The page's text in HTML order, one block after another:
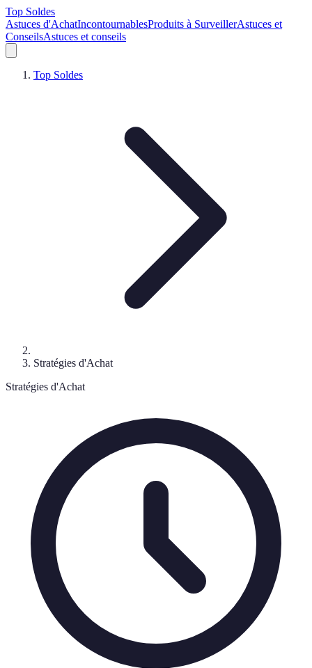
Top Soldes
Astuces d'AchatIncontournablesProduits à SurveillerAstuces et
ConseilsAstuces et conseils
Top Soldes
Stratégies d'Achat
Stratégies d'Achat